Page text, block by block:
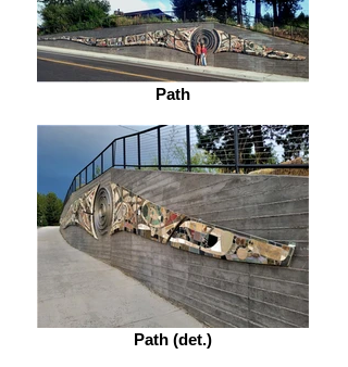
Path
Path (det.)